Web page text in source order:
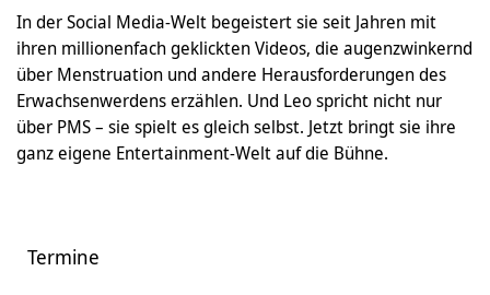
In der Social Media-Welt begeistert sie seit Jahren mit
ihren millionenfach geklickten Videos, die augenzwinkernd
über Menstruation und andere Herausforderungen des
Erwachsenwerdens erzählen. Und Leo spricht nicht nur
über PMS – sie spielt es gleich selbst. Jetzt bringt sie ihre
ganz eigene Entertainment-Welt auf die Bühne.
Termine